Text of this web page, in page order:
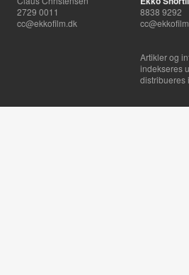
2729 0011
cc@ekkofilm.dk
8838 9292
Artikler og
indekseres
distribueres